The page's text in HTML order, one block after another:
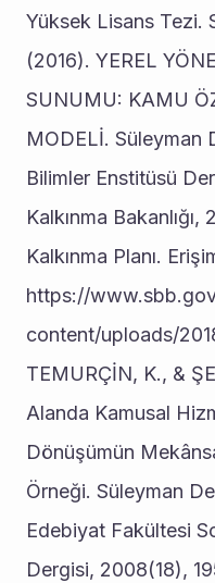
Yüksek Lisans Tezi.
(2016). YEREL
SUNUMU: KAMU
MODELİ. Süleyman
Bilimler Enstitüsü
Kalkınma
Kalkınma Planı.
https://
content/uploads/
TEMURÇİN, K., &
Alanda Kamusal
Dönüşümün
Örneği. Süleyman
Edebiyat Fakültesi
Dergisi, 2008(18),